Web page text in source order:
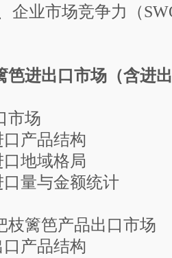
竞争力（
笆进出口市场（含进
场
品结构
域格局
与金额统计
篱笆产品出口市场
品结构